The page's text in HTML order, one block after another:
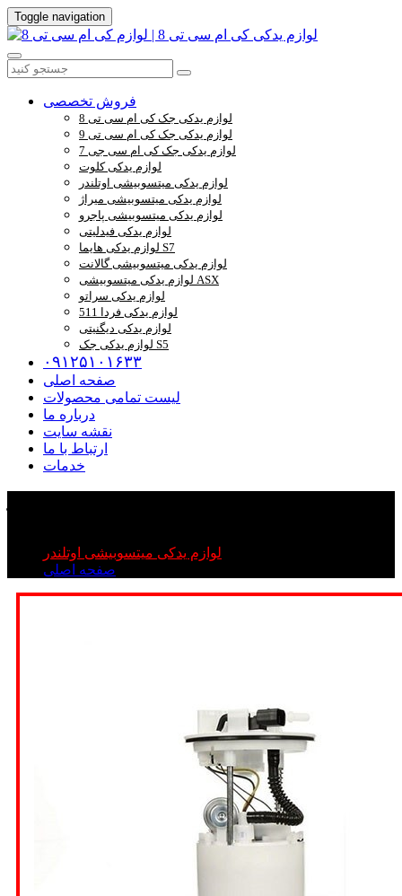
Toggle navigation
فروش تخصصی
لوازم یدکی جک کی ام سی تی 8
لوازم یدکی جک کی ام سی تی 9
لوازم یدکی جک کی ام سی جی 7
لوازم یدکی کلوت
لوازم یدکی میتسوبیشی اوتلندر
لوازم یدکی میتسوبیشی میراژ
لوازم یدکی میتسوبیشی پاجرو
لوازم یدکی فیدلیتی
لوازم یدکی هایما S7
لوازم یدکی میتسوبیشی گالانت
لوازم یدکی میتسوبیشی ASX
لوازم یدکی سراتو
لوازم یدکی فردا 511
لوازم یدکی دیگنیتی
لوازم یدکی جک S5
۰۹۱۲۵۱۰۱۶۳۳
صفحه اصلی
لیست تمامی محصولات
درباره ما
نقشه سایت
ارتباط با ما
خدمات
لوازم یدکی میتسوبیشی اوتلندر
صفحه اصلی